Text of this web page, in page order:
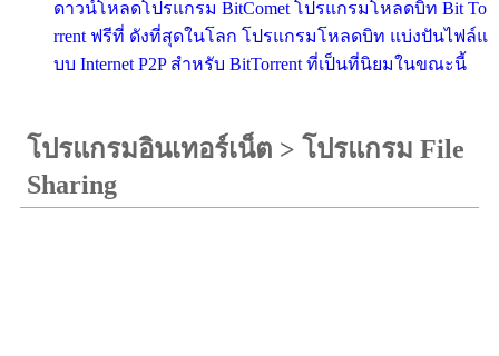
ดาวน์โหลดโปรแกรม BitComet โปรแกรมโหลดบิท Bit To
rrent ฟรีที่ ดังที่สุดในโลก โปรแกรมโหลดบิท แบ่งปันไฟล์แ
บบ Internet P2P สำหรับ BitTorrent ที่เป็นที่นิยมในขณะนี้
โปรแกรมอินเทอร์เน็ต > โปรแกรม File
Sharing